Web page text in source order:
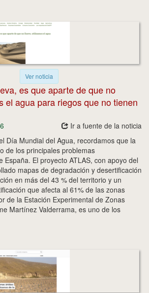
Ver noticia
es que aparte de que no
el agua para riegos que no tienen
Ir a fuente de la noticia
Día Mundial del Agua, recordamos que la
de los principales problemas
España. El proyecto ATLAS, con apoyo del
mapas de degradación y desertificación
en más del 43 % del territorio y un
que afecta al 61% de las zonas
de la Estación Experimental de Zonas
Martínez Valderrama, es uno de los